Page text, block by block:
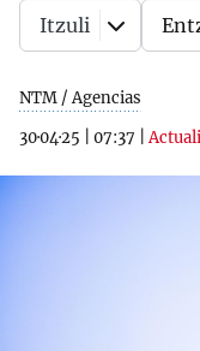
NTM / Agencias
30·04·25
07:37 |
Itzuli